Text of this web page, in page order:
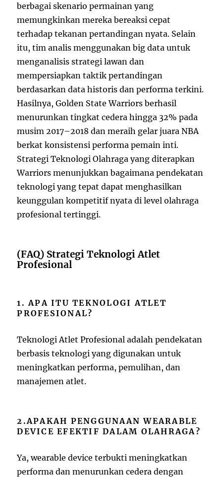
berbagai skenario permainan yang
memungkinkan mereka bereaksi cepat
terhadap tekanan pertandingan nyata. Selain
itu, tim analis menggunakan big data untuk
menganalisis strategi lawan dan
mempersiapkan taktik pertandingan
berdasarkan data historis dan performa terkini.
Hasilnya, Golden State Warriors berhasil
menurunkan tingkat cedera hingga 32% pada
musim 2017–2018 dan meraih gelar juara NBA
berkat konsistensi performa pemain inti.
StrategiTeknologi Olahraga yang diterapkan
Warriors menunjukkan bagaimana pendekatan
teknologi yang tepat dapat menghasilkan
keunggulan kompetitif nyata di level olahraga
profesional tertinggi.
(FAQ) Strategi Teknologi Atlet
Profesional
1. APA ITU TEKNOLOGI ATLET
PROFESIONAL?
Teknologi Atlet Profesional adalah pendekatan
berbasis teknologi yang digunakan untuk
meningkatkan performa, pemulihan, dan
manajemen atlet.
2.APAKAH PENGGUNAAN WEARABLE
DEVICE EFEKTIF DALAM OLAHRAGA?
Ya, wearable device terbukti meningkatkan
performa dan menurunkan cedera dengan